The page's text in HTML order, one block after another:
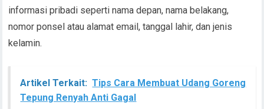
informasi pribadi seperti nama depan, nama belakang,
nomor ponsel atau alamat email, tanggal lahir, dan jenis
kelamin.
Artikel Terkait: Tips Cara Membuat Udang Goreng
Tepung Renyah Anti Gagal